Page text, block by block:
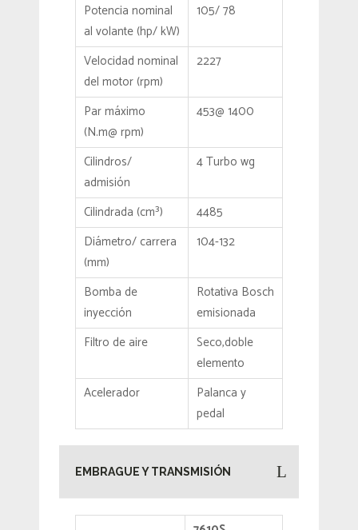
Potencia nominal
al volante (hp/ kW)
105/ 78
Velocidad nominal
del motor (rpm)
2227
Par máximo
(N.m@ rpm)
453@ 1400
Cilindros/
admisión
4 Turbo wg
Cilindrada (cm³)
4485
Diámetro/ carrera
(mm)
104-132
Bomba de
inyección
Rotativa Bosch
emisionada
Filtro de aire
Seco,doble
elemento
Acelerador
Palanca y
pedal
EMBRAGUE Y TRANSMISIÓN